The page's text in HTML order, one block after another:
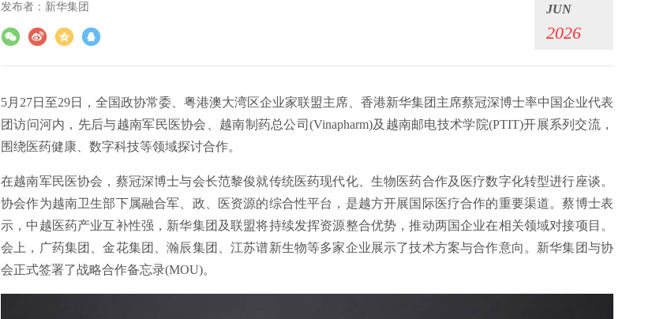
发布者： 新华集团 JUN
2026
5月27日至29日，全国政协常委、粤港澳大湾区企业家联盟主席、香港新华集团主席蔡冠深博士率中国企业代表
团访问河内，先后与越南军民医协会、越南制药总公司(Vinapharm)及越南邮电技术学院(PTIT)开展系列交流，
围绕医药健康、数字科技等领域探讨合作。
在越南军民医协会，蔡冠深博士与会长范黎俊就传统医药现代化、生物医药合作及医疗数字化转型进行座谈。
协会作为越南卫生部下属融合军、政、医资源的综合性平台，是越方开展国际医疗合作的重要渠道。蔡博士表
示，中越医药产业互补性强，新华集团及联盟将持续发挥资源整合优势，推动两国企业在相关领域对接项目。
会上，广药集团、金花集团、瀚辰集团、江苏谱新生物等多家企业展示了技术方案与合作意向。新华集团与协
会正式签署了战略合作备忘录(MOU)。